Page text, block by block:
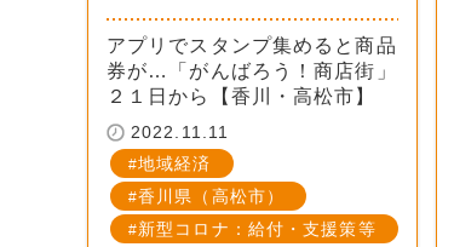
アプリでスタンプ集めると商品
券が…「がんばろう！商店街」
２１日から【香川・高松市】
2022.11.11
地域経済
香川県（高松市）
新型コロナ：給付・支援策等